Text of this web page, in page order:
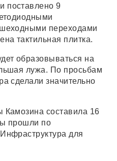
поставлено 9
переходами
тактильная плитка.
образовываться на
лужа. По просьбам
сделали значительно
Камозина составила 16
прошли по
для